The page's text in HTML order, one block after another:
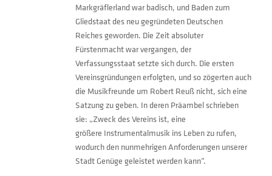
Markgräflerland war badisch, und Baden zum
Gliedstaat des neu gegründeten Deutschen
Reiches geworden. Die Zeit absoluter
Fürstenmacht war vergangen, der
Verfassungsstaat setzte sich durch. Die ersten
Vereinsgründungen erfolgten, und so zögerten auch
die Musikfreunde um Robert Reuß nicht, sich eine
Satzung zu geben. In deren Präambel schrieben
sie: „Zweck des Vereins ist, eine
größere Instrumentalmusik ins Leben zu rufen,
wodurch den nunmehrigen Anforderungen unserer
Stadt Genüge geleistet werden kann“.